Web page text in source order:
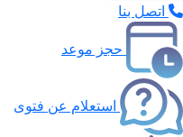
اتصل بنا
حجز موعد
استعلام عن فتوى